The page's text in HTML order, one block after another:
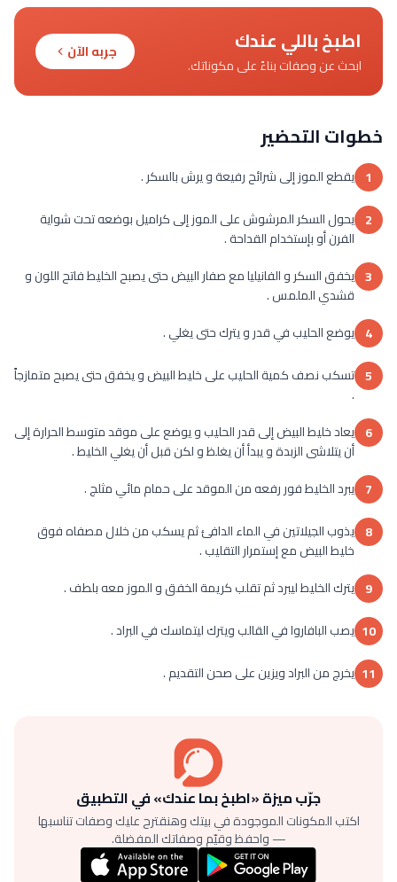
اطبخ باللي عندك
ابحث عن وصفات بناءً على مكوناتك.
جربه الآن
خطوات التحضير
1 يقطع الموز إلى شرائح رفيعة و يرش بالسكر .
2 يحول السكر المرشوش على الموز إلى كراميل بوضعه تحت شواية
الفرن أو بإستخدام القداحة .
3 يخفق السكر و الفانيليا مع صفار البيض حتى يصبح الخليط فاتح اللون و
قشدي الملمس .
4 يوضع الحليب في قدر و يترك حتى يغلي .
5 تسكب نصف كمية الحليب على خليط البيض و يخفق حتى يصبح متمازجاً
.
6 يعاد خليط البيض إلى قدر الحليب و يوضع على موقد متوسط الحرارة إلى
أن يتلاشى الزبدة و يبدأ أن يغلظ و لكن قبل أن يغلي الخليط .
7 يبرد الخليط فور رفعه من الموقد على حمام مائي مثلج .
8 يذوب الجيلاتين في الماء الدافئ ثم يسكب من خلال مصفاه فوق
خليط البيض مع إستمرار التقليب .
9 يترك الخليط ليبرد ثم تقلب كريمة الخفق و الموز معه بلطف .
10 يصب البافاروا في القالب ويترك ليتماسك في البراد .
11 يخرج من البراد ويزين على صحن التقديم .
جرّب ميزة «اطبخ بما عندك» في التطبيق
اكتب المكونات الموجودة في بيتك وهنقترح عليك وصفات تناسبها
— واحفظ وقيّم وصفاتك المفضلة.